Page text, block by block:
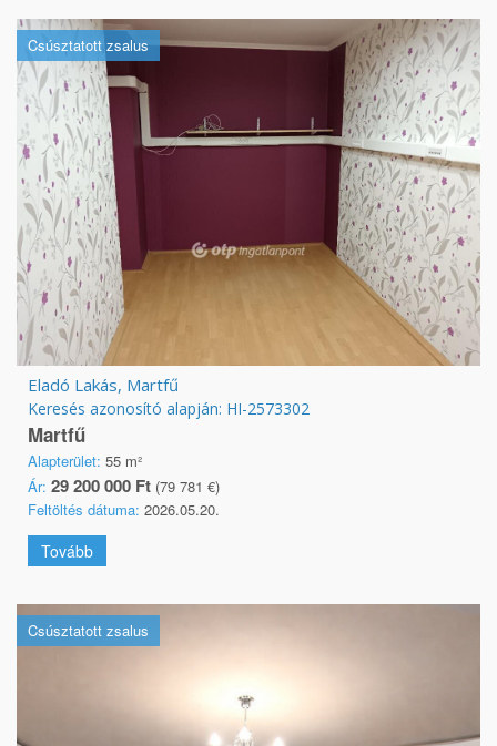
Csúsztatott zsalus
Eladó Lakás, Martfű
Keresés azonosító alapján: HI-2573302
Martfű
Alapterület: 55 m²
Ár: 29 200 000 Ft (79 781 €)
Feltöltés dátuma: 2026.05.20.
Tovább
Csúsztatott zsalus